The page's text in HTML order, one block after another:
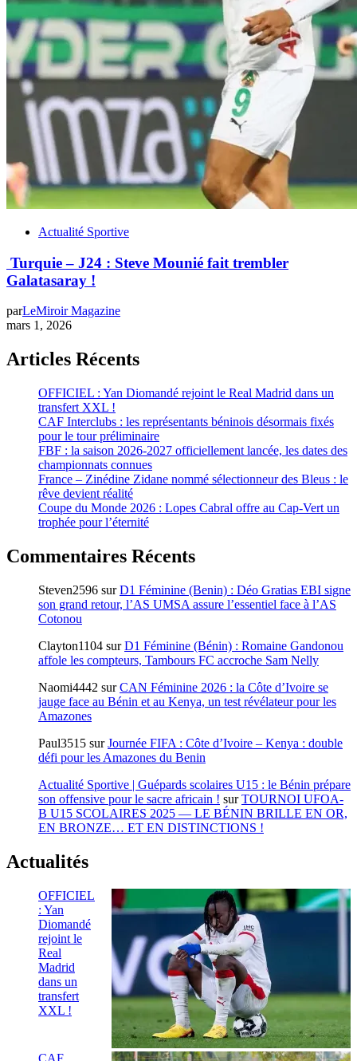
Actualité Sportive
Turquie – J24 : Steve Mounié fait trembler
Galatasaray !
parLeMiroir Magazine
mars 1, 2026
Articles Récents
OFFICIEL : Yan Diomandé rejoint le Real Madrid dans un
transfert XXL !
CAF Interclubs : les représentants béninois désormais fixés
pour le tour préliminaire
FBF : la saison 2026-2027 officiellement lancée, les dates des
championnats connues
France – Zinédine Zidane nommé sélectionneur des Bleus : le
rêve devient réalité
Coupe du Monde 2026 : Lopes Cabral offre au Cap-Vert un
trophée pour l’éternité
Commentaires Récents
Steven2596 surD1 Féminine (Benin) : Déo Gratias EBI signe
son grand retour, l’AS UMSA assure l’essentiel face à l’AS
Cotonou
Clayton1104 surD1 Féminine (Bénin) : Romaine Gandonou
affole les compteurs, Tambours FC accroche Sam Nelly
Naomi4442 surCAN Féminine 2026 : la Côte d’Ivoire se
jauge face au Bénin et au Kenya, un test révélateur pour les
Amazones
Paul3515 surJournée FIFA : Côte d’Ivoire – Kenya : double
défi pour les Amazones du Benin
Actualité Sportive | Guépards scolaires U15 : le Bénin prépare
son offensive pour le sacre africain ! surTOURNOI UFOA-
B U15 SCOLAIRES 2025 — LE BÉNIN BRILLE EN OR,
EN BRONZE… ET EN DISTINCTIONS !
Actualités
OFFICIEL
: Yan
Diomandé
rejoint le
Real
Madrid
dans un
transfert
XXL !
CAF